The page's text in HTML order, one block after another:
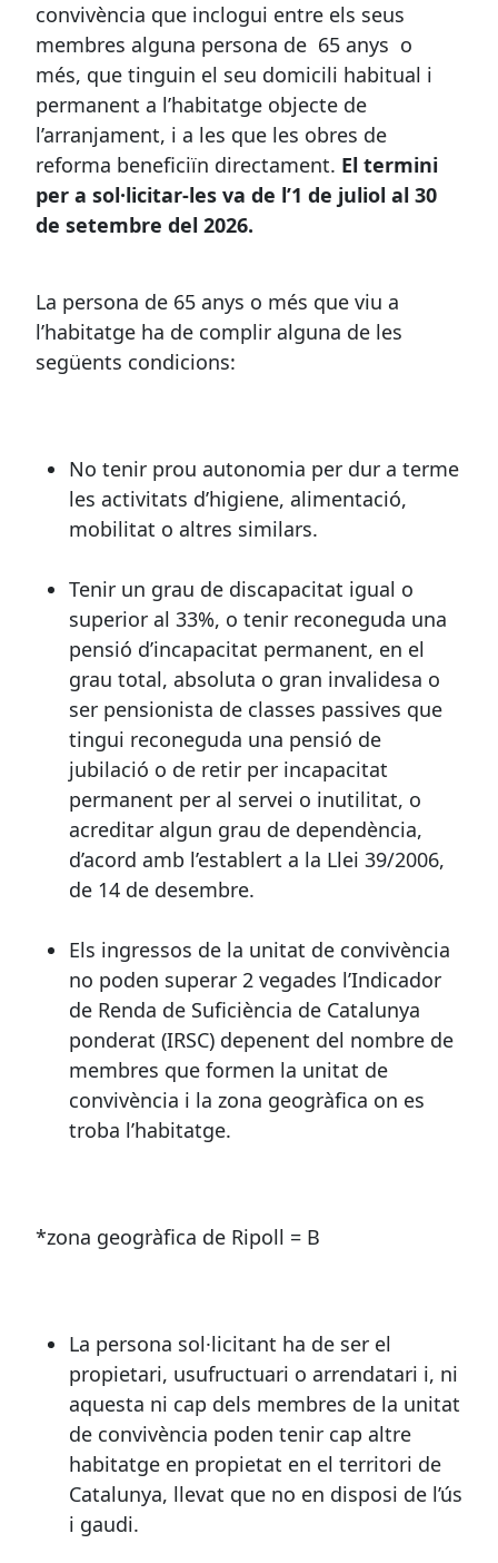
convivència que inclogui entre els seus
membres alguna persona de 65 anys o
més, que tinguin el seu domicili habitual i
permanent a l’habitatge objecte de
l’arranjament, i a les que les obres de
reforma beneficiïn directament. El termini
per a sol·licitar-les va de l’1 de juliol al 30
de setembre del 2026.
La persona de 65 anys o més que viu a
l’habitatge ha de complir alguna de les
següents condicions:
No tenir prou autonomia per dur a terme
les activitats d’higiene, alimentació,
mobilitat o altres similars.
Tenir un grau de discapacitat igual o
superior al 33%, o tenir reconeguda una
pensió d’incapacitat permanent, en el
grau total, absoluta o gran invalidesa o
ser pensionista de classes passives que
tingui reconeguda una pensió de
jubilació o de retir per incapacitat
permanent per al servei o inutilitat, o
acreditar algun grau de dependència,
d’acord amb l’establert a la Llei 39/2006,
de 14 de desembre.
Els ingressos de la unitat de convivència
no poden superar 2 vegades l’Indicador
de Renda de Suficiència de Catalunya
ponderat (IRSC) depenent del nombre de
membres que formen la unitat de
convivència i la zona geogràfica on es
troba l’habitatge.
*zona geogràfica de Ripoll = B
La persona sol·licitant ha de ser el
propietari, usufructuari o arrendatari i, ni
aquesta ni cap dels membres de la unitat
de convivència poden tenir cap altre
habitatge en propietat en el territori de
Catalunya, llevat que no en disposi de l’ús
i gaudi.